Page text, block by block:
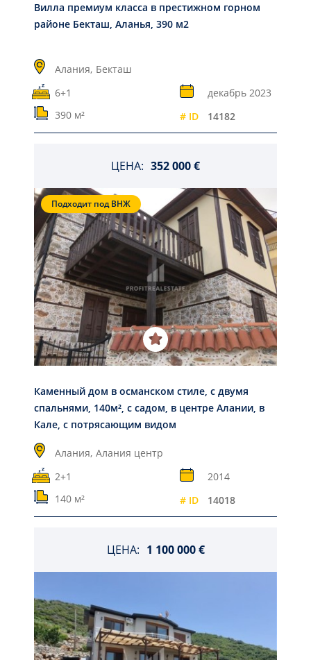
Вилла премиум класса в престижном горном
районе Бекташ, Аланья, 390 м2
Алания, Бекташ
6+1
декабрь 2023
390 м²
# ID 14182
ЦЕНА: 352 000 €
Подходит под ВНЖ
Каменный дом в османском стиле, с двумя
спальнями, 140м², с садом, в центре Алании, в
Кале, с потрясающим видом
Алания, Алания центр
2+1
2014
140 м²
# ID 14018
ЦЕНА: 1 100 000 €